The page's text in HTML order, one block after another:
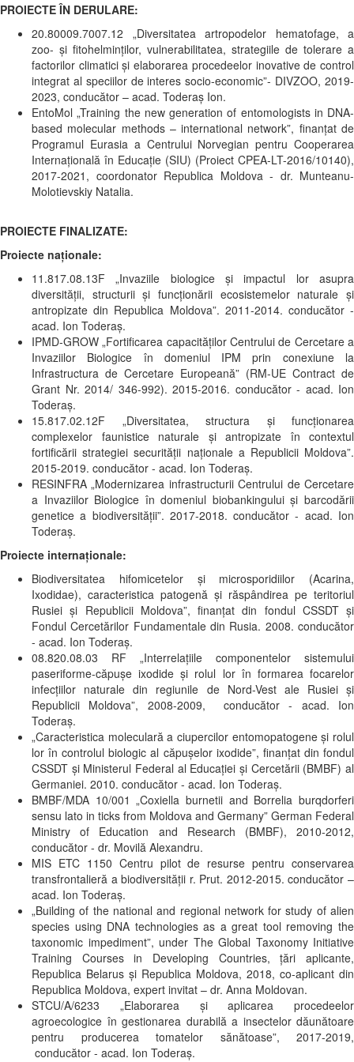
PROIECTE ÎN DERULARE:
20.80009.7007.12 „Diversitatea artropodelor hematofage, a
zoo- şi fitohelminţilor, vulnerabilitatea, strategiile de tolerare a
factorilor climatici şi elaborarea procedeelor inovative de control
integrat al speciilor de interes socio-economic”- DIVZOO, 2019-
2023, conducător – acad. Toderaş Ion.
EntoMol „Training the new generation of entomologists in DNA-
based molecular methods – international network”, finanțat de
Programul Eurasia a Centrului Norvegian pentru Cooperarea
Internațională în Educație (SIU) (Proiect CPEA-LT-2016/10140),
2017-2021, coordonator Republica Moldova - dr. Munteanu-
Molotievskiy Natalia.
PROIECTE FINALIZATE:
Proiecte naționale:
11.817.08.13F „Invaziile biologice şi impactul lor asupra
diversității, structurii şi funcționării ecosistemelor naturale şi
antropizate din Republica Moldova”. 2011-2014. conducător -
acad. Ion Toderaş.
IPMD-GROW „Fortificarea capacităților Centrului de Cercetare a
Invaziilor Biologice în domeniul IPM prin conexiune la
Infrastructura de Cercetare Europeană” (RM-UE Contract de
Grant Nr. 2014/ 346-992). 2015-2016. conducător - acad. Ion
Toderaş.
15.817.02.12F „Diversitatea, structura și funcționarea
complexelor faunistice naturale și antropizate în contextul
fortificării strategiei securității naționale a Republicii Moldova”.
2015-2019. conducător - acad. Ion Toderaş.
RESINFRA „Modernizarea infrastructurii Centrului de Cercetare
a Invaziilor Biologice în domeniul biobankingului și barcodării
genetice a biodiversității”. 2017-2018. conducător - acad. Ion
Toderaş.
Proiecte internaționale:
Biodiversitatea hifomicetelor şi microsporidiilor (Acarina,
Ixodidae), caracteristica patogenă şi răspândirea pe teritoriul
Rusiei şi Republicii Moldova”, finanţat din fondul CSSDT şi
Fondul Cercetărilor Fundamentale din Rusia. 2008. conducător
- acad. Ion Toderaş.
08.820.08.03 RF „Interrelațiile componentelor sistemului
paseriforme-căpușe ixodide și rolul lor în formarea focarelor
infecțiilor naturale din regiunile de Nord-Vest ale Rusiei și
Republicii Moldova”, 2008-2009, conducător - acad. Ion
Toderaş.
„Caracteristica moleculară a ciupercilor entomopatogene şi rolul
lor în controlul biologic al căpuşelor ixodide”, finanţat din fondul
CSSDT şi Ministerul Federal al Educaţiei şi Cercetării (BMBF) al
Germaniei. 2010. conducător - acad. Ion Toderaş.
BMBF/MDA 10/001 „Coxiella burnetii and Borrelia burqdorferi
sensu lato in ticks from Moldova and Germany” German Federal
Ministry of Education and Research (BMBF), 2010-2012,
conducător - dr. Movilă Alexandru.
MIS ETC 1150 Centru pilot de resurse pentru conservarea
transfrontalieră a biodiversităţii r. Prut. 2012-2015. conducător –
acad. Ion Toderaş.
„Building of the national and regional network for study of alien
species using DNA technologies as a great tool removing the
taxonomic impediment”, under The Global Taxonomy Initiative
Training Courses in Developing Countries, țări aplicante,
Republica Belarus și Republica Moldova, 2018, co-aplicant din
Republica Moldova, expert invitat – dr. Anna Moldovan.
STCU/A/6233 „Elaborarea și aplicarea procedeelor
agroecologice în gestionarea durabilă a insectelor dăunătoare
pentru producerea tomatelor sănătoase”, 2017-2019,
conducător - acad. Ion Toderaş.